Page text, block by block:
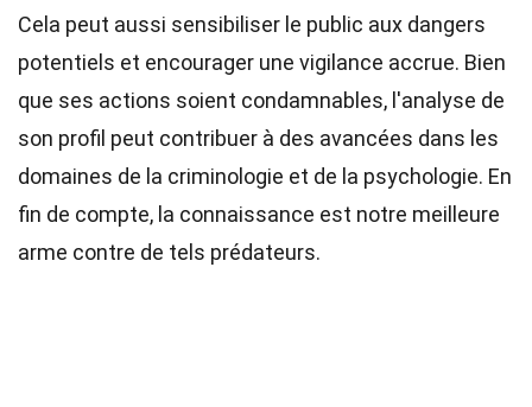
Cela peut aussi sensibiliser le public aux dangers
potentiels et encourager une vigilance accrue. Bien
que ses actions soient condamnables, l'analyse de
son profil peut contribuer à des avancées dans les
domaines de la criminologie et de la psychologie. En
fin de compte, la connaissance est notre meilleure
arme contre de tels prédateurs.